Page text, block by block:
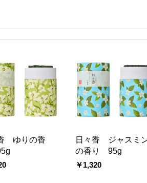
ゆりの香
日々香 ジャスミ
の香り 95g
￥1,320